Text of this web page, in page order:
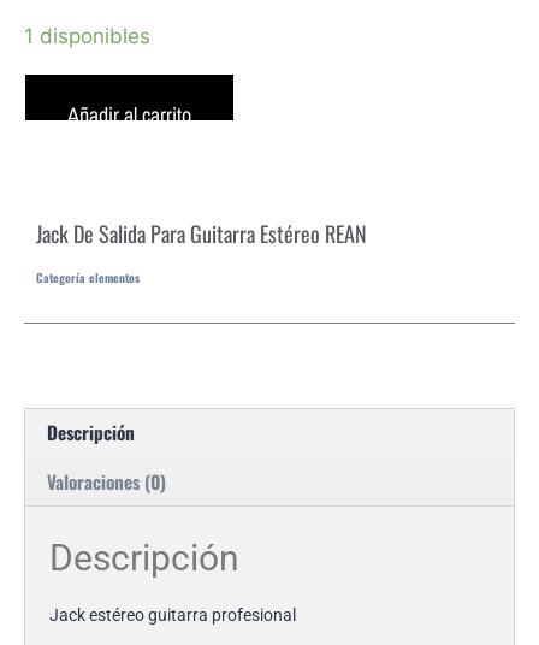
1 disponibles
Añadir al carrito
Jack De Salida Para Guitarra Estéreo REAN
Categoría elementos
Descripción
Valoraciones (0)
Descripción
Jack estéreo guitarra profesional